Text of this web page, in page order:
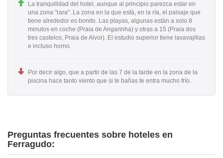
La tranquilidad del hotel, aunque al principio parezca estar en
una zona "rara". La zona en la que está, en la ría, el paisaje que
tiene alrededor es bonito. Las playas, algunas están a solo 8
minutos en coche (Praia de Angarinha) y otras a 15 (Praia dos
tres castelos, Praia de Alvor). El estudio superior tiene lavavajillas
e incluso horno.
Por decir algo, que a partir de las 7 de la tarde en la zona de la
piscina hace tanto viento que si te bañas te entra mucho frío.
Preguntas frecuentes sobre hoteles en
Ferragudo: